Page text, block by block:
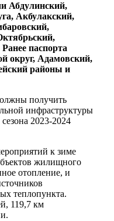
Абдулинский,
Акбулакский,
паспорта
округ, Адамовский,
районы и
получить
инфраструктуры
2023-2024
к зиме
жилищного
отопление, и
теплопункта.
119,7 км